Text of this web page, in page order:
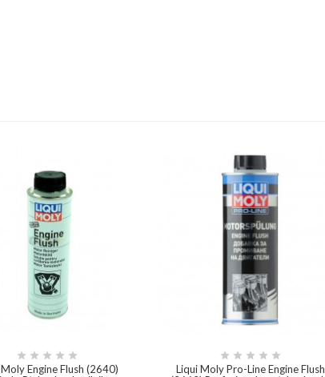
    
Engine Flush (2640)
    
Liqui Moly Pro-Line Engine Flush